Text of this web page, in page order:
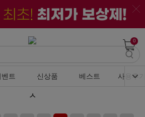
0
벤트 신상품 베스트 사용후
ㅅ